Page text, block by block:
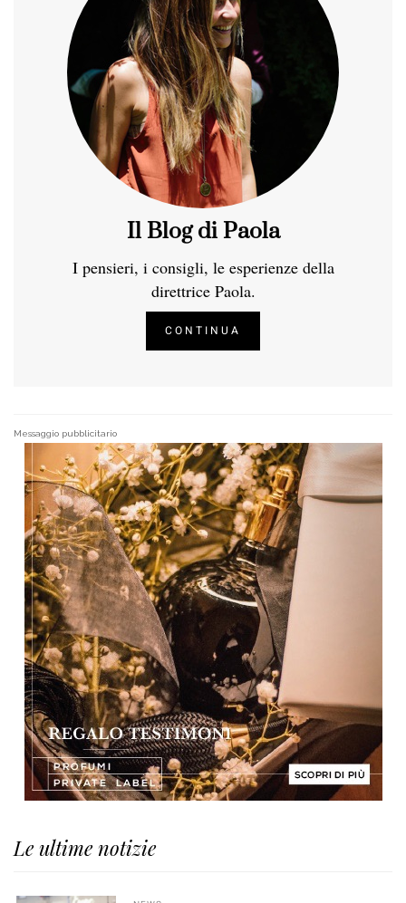
Il Blog di Paola
I pensieri, i consigli, le esperienze della
direttrice Paola.
CONTINUA
Messaggio pubblicitario
Le ultime notizie